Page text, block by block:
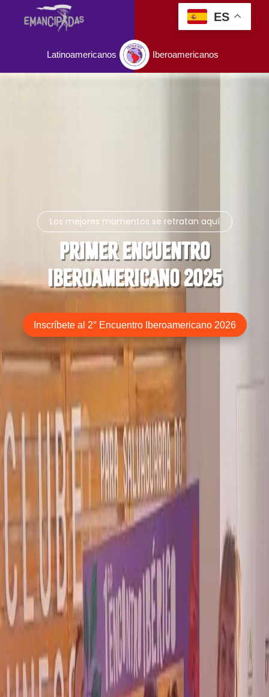
Latinoamericanos Iberoamericanos
ES
Los mejores momentos se retratan aquí
PRIMER ENCUENTRO
iberoamericano 2025
Inscríbete al 2° Encuentro Iberoamericano 2026